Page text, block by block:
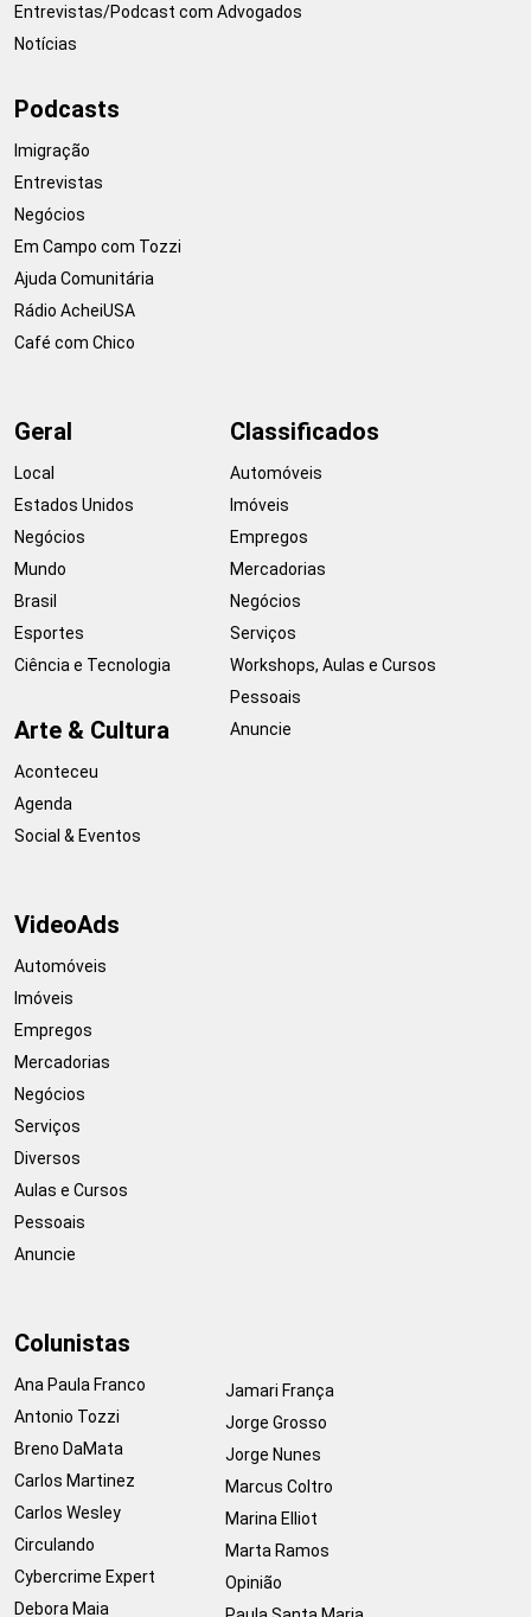
Entrevistas/Podcast com Advogados
Notícias
Podcasts
Imigração
Entrevistas
Negócios
Em Campo com Tozzi
Ajuda Comunitária
Rádio AcheiUSA
Café com Chico
Geral
Local
Estados Unidos
Negócios
Mundo
Brasil
Esportes
Ciência e Tecnologia
Arte & Cultura
Aconteceu
Agenda
Social & Eventos
Classificados
Automóveis
Imóveis
Empregos
Mercadorias
Negócios
Serviços
Workshops, Aulas e Cursos
Pessoais
Anuncie
VideoAds
Automóveis
Imóveis
Empregos
Mercadorias
Negócios
Serviços
Diversos
Aulas e Cursos
Pessoais
Anuncie
Colunistas
Ana Paula Franco
Antonio Tozzi
Breno DaMata
Carlos Martinez
Carlos Wesley
Circulando
Cybercrime Expert
Debora Maia
Jamari França
Jorge Grosso
Jorge Nunes
Marcus Coltro
Marina Elliot
Marta Ramos
Opinião